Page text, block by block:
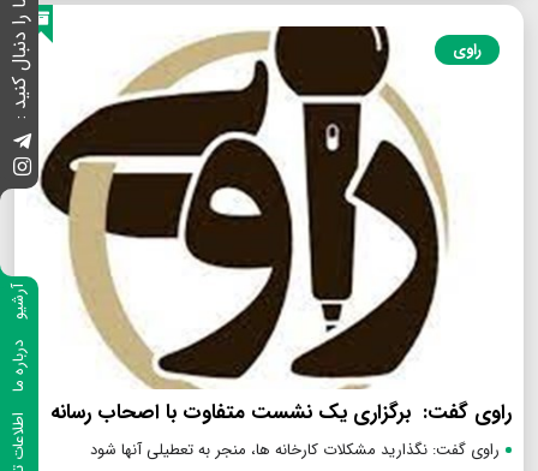
ما را دنبال کنید :
آرشیو
درباره ما
راوی
راوی گفت: برگزاری یک نشست متفاوت با اصحاب رسانه
راوی گفت: نگذارید مشکلات کارخانه ها، منجر به تعطیلی آنها شود